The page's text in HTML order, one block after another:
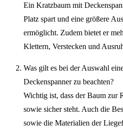
Ein Kratzbaum mit
Platz spart und eine größere
ermöglicht. Zudem bietet er
Klettern, Verstecken und
Was gilt es bei der Auswahl
Deckenspanner zu beachten?
Wichtig ist, dass der Baum zur
sowie sicher steht. Auch die
sowie die Materialien der